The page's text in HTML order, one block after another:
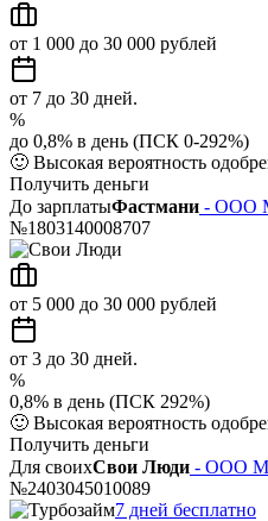
от 1 000 до 30 000 рублей
от 7 до 30 дней.
%
до 0,8% в день (ПСК 0-292%)
🙂 Высокая вероятность
Получить деньги
До зарплатыФастмани - ООО
№1803140008707
от 5 000 до 30 000 рублей
от 3 до 30 дней.
%
0,8% в день (ПСК 292%)
🙂 Высокая вероятность
Получить деньги
Для своихСвои Люди - ООО
№2403045010089
7 дней бесплатно